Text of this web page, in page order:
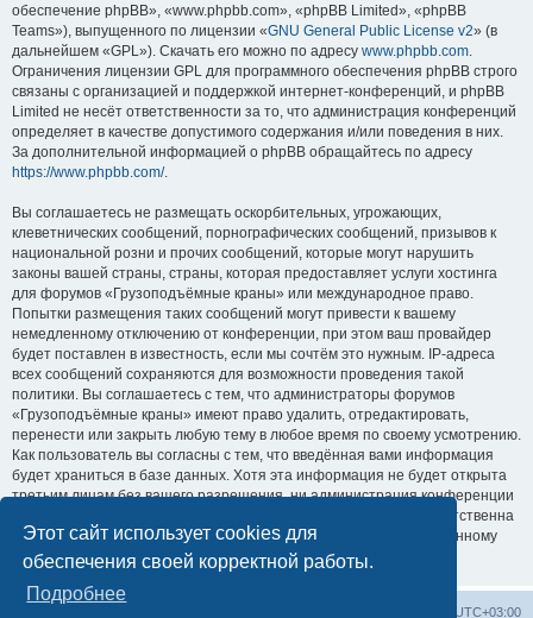
Этот сайт использует cookies для
обеспечения своей корректной работы.
Подробнее
обеспечение phpBB», «www.phpbb.com», «phpBB Limited», «phpBB
Teams»), выпущенного по лицензии «GNU General Public License v2» (в
дальнейшем «GPL»). Скачать его можно по адресу www.phpbb.com.
Ограничения лицензии GPL для программного обеспечения phpBB строго
связаны с организацией и поддержкой интернет-конференций, и phpBB
Limited не несёт ответственности за то, что администрация конференций
определяет в качестве допустимого содержания и/или поведения в них.
За дополнительной информацией о phpBB обращайтесь по адресу
https://www.phpbb.com/.
Вы соглашаетесь не размещать оскорбительных, угрожающих,
клеветнических сообщений, порнографических сообщений, призывов к
национальной розни и прочих сообщений, которые могут нарушить
законы вашей страны, страны, которая предоставляет услуги хостинга
для форумов «Грузоподъёмные краны» или международное право.
Попытки размещения таких сообщений могут привести к вашему
немедленному отключению от конференции, при этом ваш провайдер
будет поставлен в известность, если мы сочтём это нужным. IP-адреса
всех сообщений сохраняются для возможности проведения такой
политики. Вы соглашаетесь с тем, что администраторы форумов
«Грузоподъёмные краны» имеют право удалить, отредактировать,
перенести или закрыть любую тему в любое время по своему усмотрению.
Как пользователь вы согласны с тем, что введённая вами информация
будет храниться в базе данных. Хотя эта информация не будет открыта
третьим лицам без вашего разрешения, ни администрация конференции
«Грузоподъёмные краны», ни phpBB Limited не может быть ответственна
за действия хакеров, которые могут привести к несанкционированному
доступу к ней.
UTC+03:00